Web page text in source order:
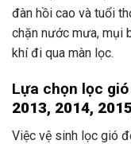
đàn hồi cao và tuổi
chặn nước mưa, mụi
khí đi qua màn lọc.
Lựa chọn lọc gió
2013, 2014,
Việc vệ sinh lọc gió